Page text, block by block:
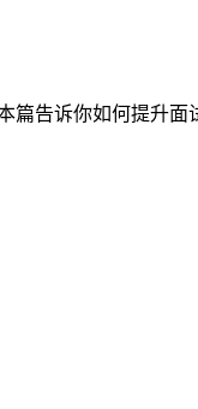
篇告诉你如何提升面